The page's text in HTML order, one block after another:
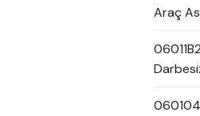
Araç